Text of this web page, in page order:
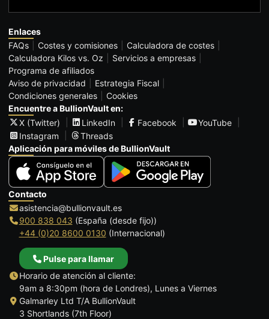
Enlaces
FAQs
Costes y comisiones
Calculadora de costes
Calculadora Kilos vs. Oz
Servicios a empresas
Programa de afiliados
Aviso de privacidad
Estrategia Fiscal
Condiciones generales
Cookies
Encuentre a BullionVault en:
X (Twitter)
LinkedIn Facebook
YouTube
Instagram
Threads
Aplicación para móviles de BullionVault
Contacto
asistencia@bullionvault.es
900 838 043 (España (desde fijo))
+44 (0)20 8600 0130 (Internacional)
Pulse para llamar
Horario de atención al cliente:
9am a 8:30pm (hora de Londres), Lunes a Viernes
Galmarley Ltd T/A BullionVault
3 Shortlands (7th Floor)